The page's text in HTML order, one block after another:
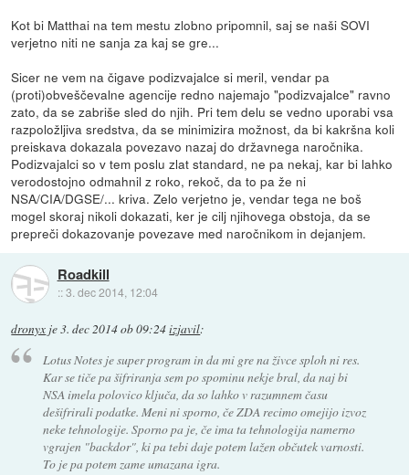
Kot bi Matthai na tem mestu zlobno pripomnil, saj se naši SOVI
verjetno niti ne sanja za kaj se gre...
Sicer ne vem na čigave podizvajalce si meril, vendar pa
(proti)obveščevalne agencije redno najemajo "podizvajalce" ravno
zato, da se zabriše sled do njih. Pri tem delu se vedno uporabi vsa
razpoložljiva sredstva, da se minimizira možnost, da bi kakršna koli
preiskava dokazala povezavo nazaj do državnega naročnika.
Podizvajalci so v tem poslu zlat standard, ne pa nekaj, kar bi lahko
verodostojno odmahnil z roko, rekoč, da to pa že ni
NSA/CIA/DGSE/... kriva. Zelo verjetno je, vendar tega ne boš
mogel skoraj nikoli dokazati, ker je cilj njihovega obstoja, da se
prepreči dokazovanje povezave med naročnikom in dejanjem.
Roadkill
::3. dec 2014, 12:04
dronyx je3. dec 2014 ob 09:24izjavil:
Lotus Notes je super program in da mi gre na živce sploh ni res.
Kar se tiče pa šifriranja sem po spominu nekje bral, da naj bi
NSA imela polovico ključa, da so lahko v razumnem času
dešifrirali podatke. Meni ni sporno, če ZDA recimo omejijo izvoz
neke tehnologije. Sporno pa je, če ima ta tehnologija namerno
vgrajen "backdor", ki pa tebi daje potem lažen občutek varnosti.
To je pa potem zame umazana igra.